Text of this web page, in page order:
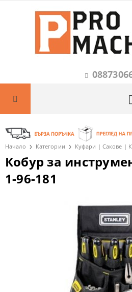
Начало Категории Куфари | Сакове |
Кобур за
1-96-181